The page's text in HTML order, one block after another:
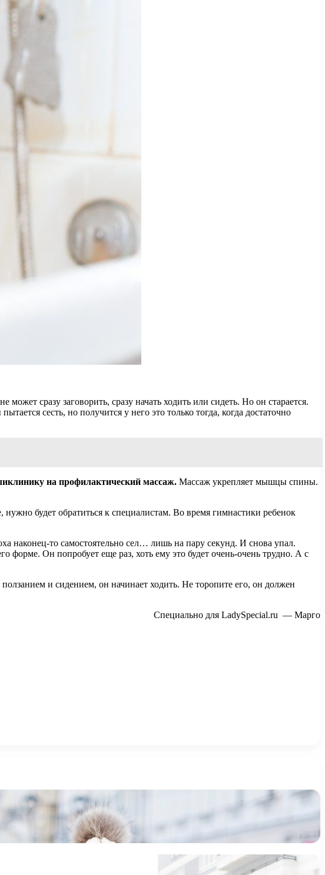
сразу заговорить, сразу начать ходить или сидеть. Но он старается.
сесть, но получится у него это только тогда, когда достаточно
на профилактический массаж. Массаж укрепляет мышцы спины.
будет обратиться к специалистам. Во время гимнастики ребенок
то самостоятельно сел… лишь на пару секунд. И снова упал.
Он попробует еще раз, хоть ему это будет очень-очень трудно. А с
и сидением, он начинает ходить. Не торопите его, он должен
Специально для LadySpecial.ru — Марго